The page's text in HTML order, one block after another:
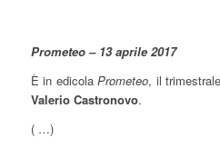
Prometeo – 13 aprile 2017
È in edicolaPrometeo, il
Valerio Castronovo.
( …)